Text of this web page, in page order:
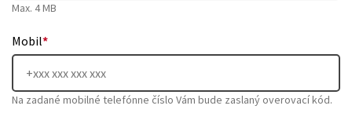
Max. 4 MB
Mobil*
Na zadané mobilné telefónne číslo Vám bude zaslaný overovací kód.